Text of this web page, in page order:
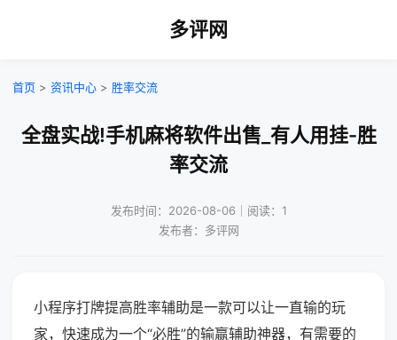
多评网
首页 > 资讯中心 > 胜率交流
全盘实战!手机麻将软件出售_有人用挂-胜
率交流
发布时间：2026-08-06｜阅读：1
发布者：多评网
小程序打牌提高胜率辅助是一款可以让一直输的玩
家，快速成为一个“必胜”的输赢辅助神器，有需要的